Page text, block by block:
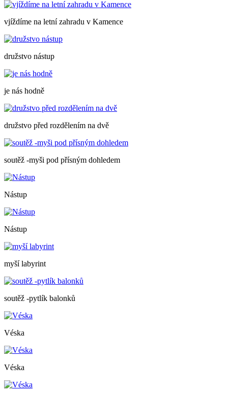
vjíždíme na letní zahradu v Kamence
družstvo nástup
je nás hodně
družstvo před rozdělením na dvě
soutěž -myši pod přísným dohledem
Nástup
Nástup
myší labyrint
soutěž -pytlík balonků
Véska
Véska